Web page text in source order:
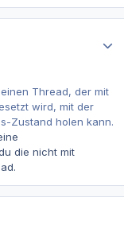
Thread, der mit
wird, mit der
Zustand holen kann.
die nicht mit